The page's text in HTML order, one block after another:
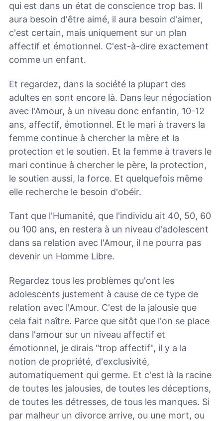
qui est dans un état de conscience trop bas. Il
aura besoin d'être aimé, il aura besoin d'aimer,
c'est certain, mais uniquement sur un plan
affectif et émotionnel. C'est-à-dire exactement
comme un enfant.
Et regardez, dans la société la plupart des
adultes en sont encore là. Dans leur négociation
avec l'Amour, à un niveau donc enfantin, 10-12
ans, affectif, émotionnel. Et le mari à travers la
femme continue à chercher la mère et la
protection et le soutien. Et la femme à travers le
mari continue à chercher le père, la protection,
le soutien aussi, la force. Et quelquefois même
elle recherche le besoin d'obéir.
Tant que l'Humanité, que l'individu ait 40, 50, 60
ou 100 ans, en restera à un niveau d'adolescent
dans sa relation avec l'Amour, il ne pourra pas
devenir un Homme Libre.
Regardez tous les problèmes qu'ont les
adolescents justement à cause de ce type de
relation avec l'Amour. C'est de la jalousie que
cela fait naître. Parce que sitôt que l'on se place
dans l'amour sur un niveau affectif et
émotionnel, je dirais "trop affectif", il y a la
notion de propriété, d'exclusivité,
automatiquement qui germe. Et c'est là la racine
de toutes les jalousies, de toutes les déceptions,
de toutes les détresses, de tous les manques. Si
par malheur un divorce arrive, ou une mort, ou